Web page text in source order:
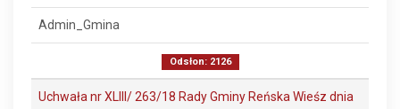
Admin_Gmina
Odsłon: 2126
Uchwała nr XLIII/ 263/18 Rady Gminy Reńska Wieśz dnia